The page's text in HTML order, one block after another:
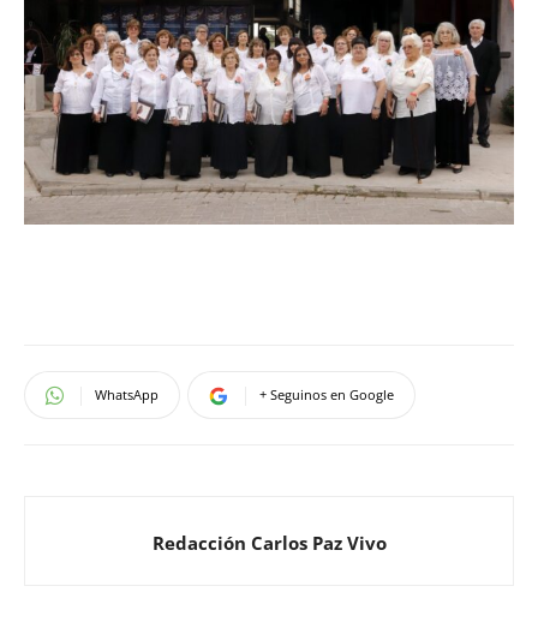
WhatsApp + Seguinos en Google
Redacción Carlos Paz Vivo